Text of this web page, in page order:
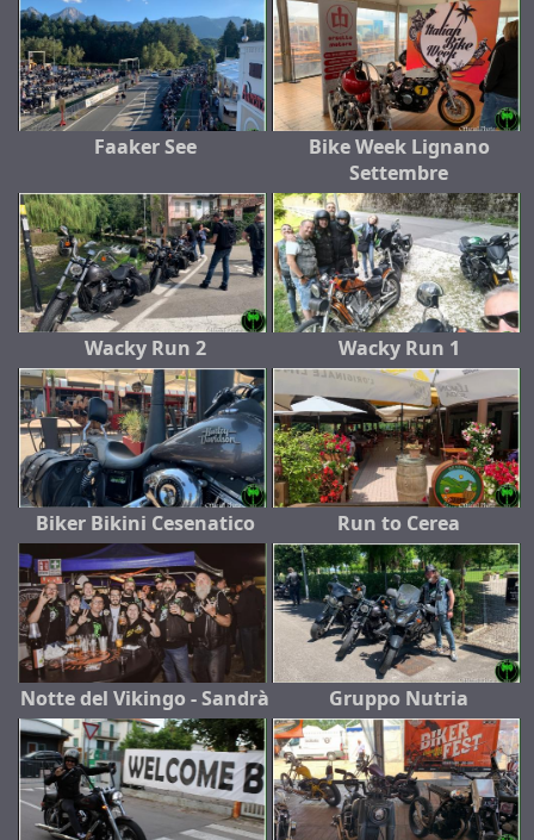
Faaker See
Bike Week Lignano
Settembre
Wacky Run 2 Wacky Run 1
Biker Bikini Cesenatico Run to Cerea
Notte del Vikingo - Sandrà Gruppo Nutria